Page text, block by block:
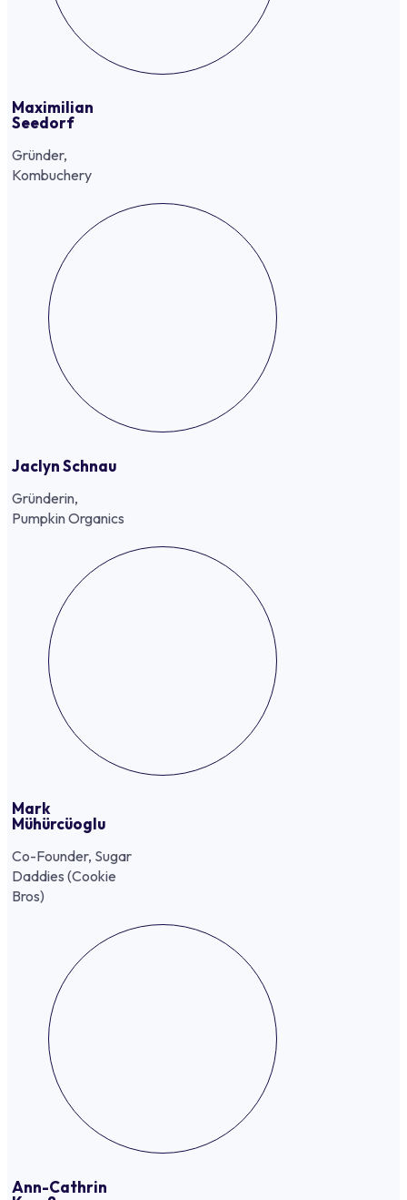
Maximilian
Seedorf
Gründer,
Kombuchery
Jaclyn Schnau
Gründerin,
Pumpkin Organics
Mark
Mühürcüoglu
Co-Founder, Sugar
Daddies (Cookie
Bros)
Ann-Cathrin